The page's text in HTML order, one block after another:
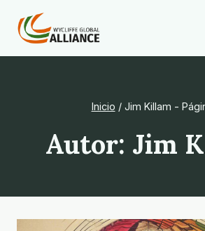
Contenido
Inicio / Jim Killam -
Autor: Jim